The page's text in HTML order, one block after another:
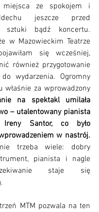
miejsca ze spokojem i
jeszcze przed
sztuki bądź koncertu.
w Mazowieckim Teatrze
się wcześniej,
również przygotowanie
wydarzenia. Ogromny
właśnie za wprowadzony
na spektakl umilała
– utalentowany pianista
Ireny Santor, co było
w nastrój.
trzeba wiele: dobry
pianista i nagle
staje się
MTM pozwala na ten